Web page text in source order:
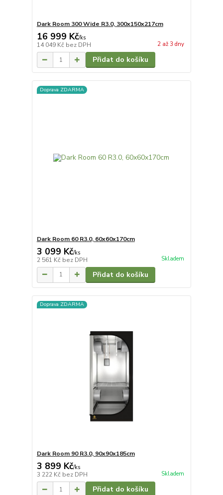
Dark Room 300 Wide R3.0, 300x150x217cm
16 999 Kč/ks
14 049 Kč bez DPH 2 až 3 dny
Přidat do košíku
Doprava ZDARMA
Dark Room 60 R3.0, 60x60x170cm
3 099 Kč/ks
2 561 Kč bez DPH Skladem
Přidat do košíku
Doprava ZDARMA
Dark Room 90 R3.0, 90x90x185cm
3 899 Kč/ks
3 222 Kč bez DPH Skladem
Přidat do košíku